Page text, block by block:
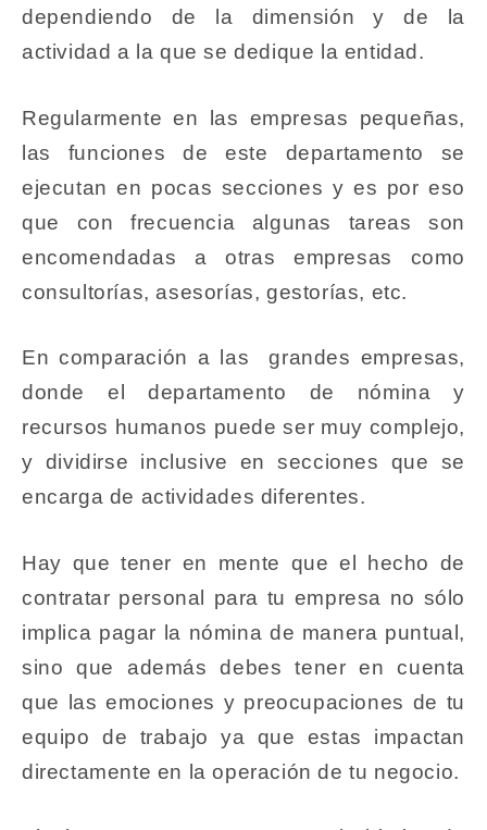
dependiendo de la dimensión y de la
actividad a la que se dedique la entidad.
Regularmente en las empresas pequeñas,
las funciones de este departamento se
ejecutan en pocas secciones y es por eso
que con frecuencia algunas tareas son
encomendadas a otras empresas como
consultorías, asesorías, gestorías, etc.
En comparación a las grandes empresas,
donde el departamento de nómina y
recursos humanos puede ser muy complejo,
y dividirse inclusive en secciones que se
encarga de actividades diferentes.
Hay que tener en mente que el hecho de
contratar personal para tu empresa no sólo
implica pagar la nómina de manera puntual,
sino que además debes tener en cuenta
que las emociones y preocupaciones de tu
equipo de trabajo ya que estas impactan
directamente en la operación de tu negocio.